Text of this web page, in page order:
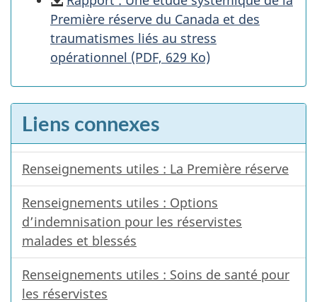
Première réserve du Canada et des
traumatismes liés au stress
opérationnel (PDF, 629 Ko)
Liens connexes
Renseignements utiles : La Première réserve
Renseignements utiles : Options
d’indemnisation pour les réservistes
malades et blessés
Renseignements utiles : Soins de santé pour
les réservistes